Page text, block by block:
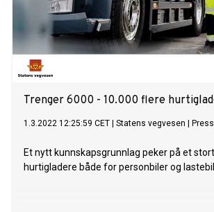
Trenger 6000 - 10.000 flere
1.3.2022 12:25:59 CET Statens vegvesen
Et nytt kunnskapsgrunnlag peker på et
hurtigladere både for personbiler og